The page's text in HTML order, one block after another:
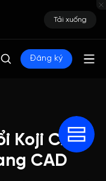
Tải xuống
Đăng ký
Koji CAD:
CAD